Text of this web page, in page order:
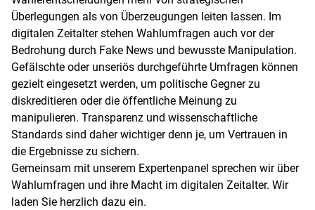
Überlegungen als von Überzeugungen leiten lassen. Im
digitalen Zeitalter stehen Wahlumfragen auch vor der
Bedrohung durch Fake News und bewusste Manipulation.
Gefälschte oder unseriös durchgeführte Umfragen können
gezielt eingesetzt werden, um politische Gegner zu
diskreditieren oder die öffentliche Meinung zu
manipulieren. Transparenz und wissenschaftliche
Standards sind daher wichtiger denn je, um Vertrauen in
die Ergebnisse zu sichern.
Gemeinsam mit unserem Expertenpanel sprechen wir über
Wahlumfragen und ihre Macht im digitalen Zeitalter. Wir
laden Sie herzlich dazu ein.